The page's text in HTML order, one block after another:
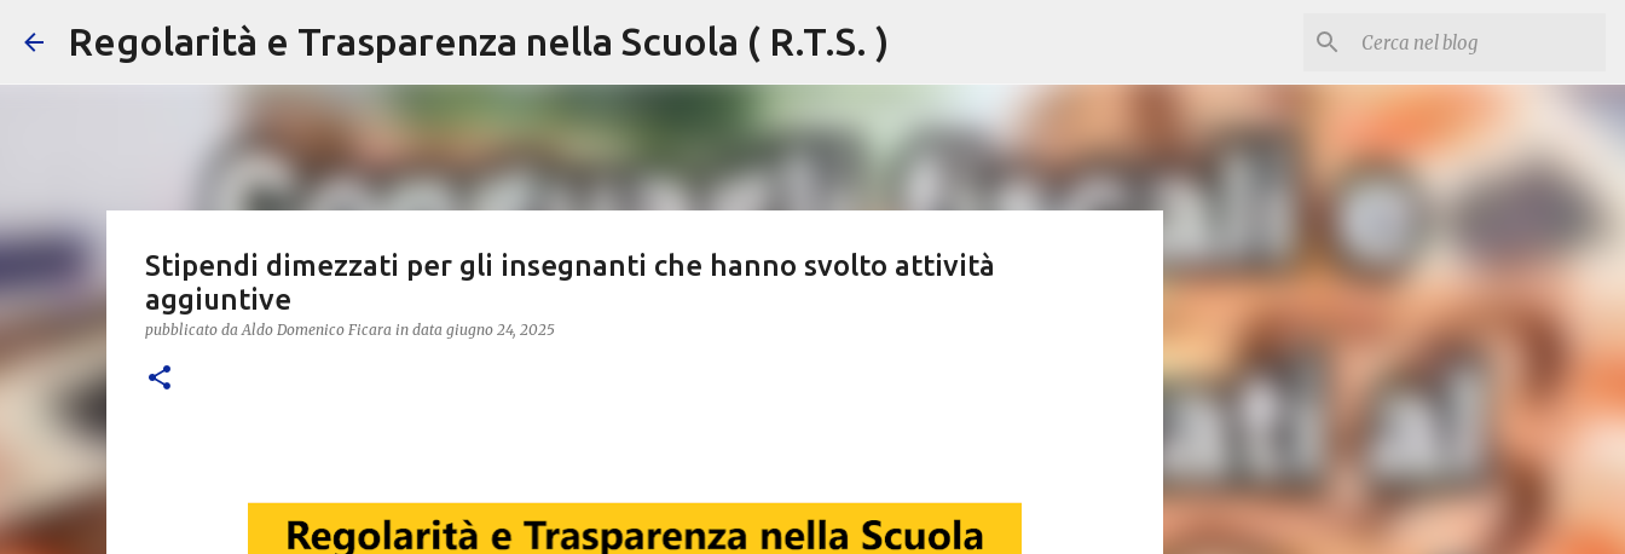
Passa ai contenuti principali
Regolarità e Trasparenza nella Scuola ( R.T.S. )
Stipendi dimezzati per gli insegnanti che hanno svolto attività
aggiuntive
pubblicato daAldo Domenico Ficara in data giugno 24, 2025